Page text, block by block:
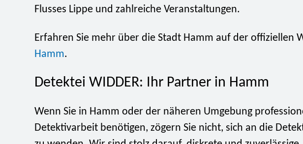
Flusses Lippe und zahlreiche Veranstaltungen.
Erfahren Sie mehr über die Stadt Hamm auf der offiziellen
Hamm.
Detektei WIDDER: Ihr Partner in Hamm
Wenn Sie in Hamm oder der näheren Umgebung
Detektivarbeit benötigen, zögern Sie nicht, sich an die